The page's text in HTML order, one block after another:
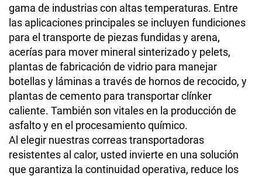
gama de industrias con altas temperaturas. Entre
las aplicaciones principales se incluyen fundiciones
para el transporte de piezas fundidas y arena,
acerías para mover mineral sinterizado y pelets,
plantas de fabricación de vidrio para manejar
botellas y láminas a través de hornos de recocido, y
plantas de cemento para transportar clínker
caliente. También son vitales en la producción de
asfalto y en el procesamiento químico.
Al elegir nuestras correas transportadoras
resistentes al calor, usted invierte en una solución
que garantiza la continuidad operativa, reduce los